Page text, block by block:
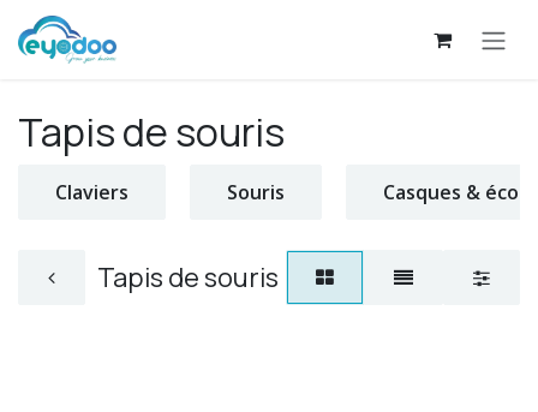
Se rendre au contenu
Tapis de souris
Claviers Souris Casques &
Tapis de souris